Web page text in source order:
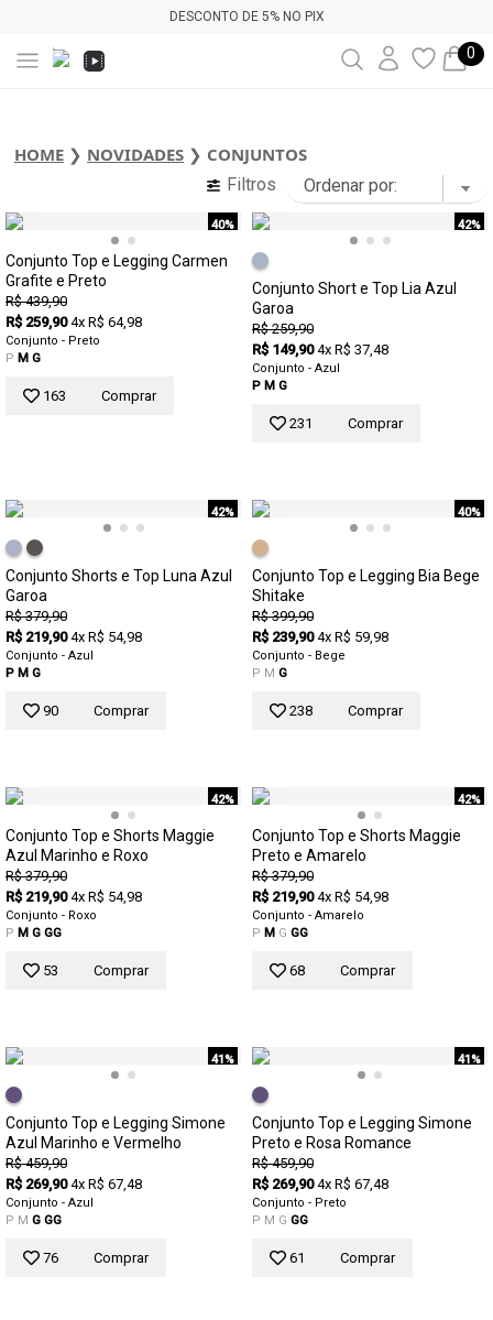
DESCONTO DE 5% NO PIX
0
HOME ❯ NOVIDADES ❯ CONJUNTOS
Filtros
40%
Conjunto Top e Legging Carmen
Grafite e Preto
R$ 439,90
R$ 259,90 4x R$ 64,98
Conjunto - Preto
P M G
163 Comprar
42%
Conjunto Short e Top Lia Azul
Garoa
R$ 259,90
R$ 149,90 4x R$ 37,48
Conjunto - Azul
P M G
231 Comprar
42%
Conjunto Shorts e Top Luna Azul
Garoa
R$ 379,90
R$ 219,90 4x R$ 54,98
Conjunto - Azul
P M G
90 Comprar
40%
Conjunto Top e Legging Bia Bege
Shitake
R$ 399,90
R$ 239,90 4x R$ 59,98
Conjunto - Bege
P M G
238 Comprar
42%
Conjunto Top e Shorts Maggie
Azul Marinho e Roxo
R$ 379,90
R$ 219,90 4x R$ 54,98
Conjunto - Roxo
P M G GG
53 Comprar
42%
Conjunto Top e Shorts Maggie
Preto e Amarelo
R$ 379,90
R$ 219,90 4x R$ 54,98
Conjunto - Amarelo
P M G GG
68 Comprar
41%
Conjunto Top e Legging Simone
Azul Marinho e Vermelho
R$ 459,90
R$ 269,90 4x R$ 67,48
Conjunto - Azul
P M G GG
76 Comprar
41%
Conjunto Top e Legging Simone
Preto e Rosa Romance
R$ 459,90
R$ 269,90 4x R$ 67,48
Conjunto - Preto
P M G GG
61 Comprar